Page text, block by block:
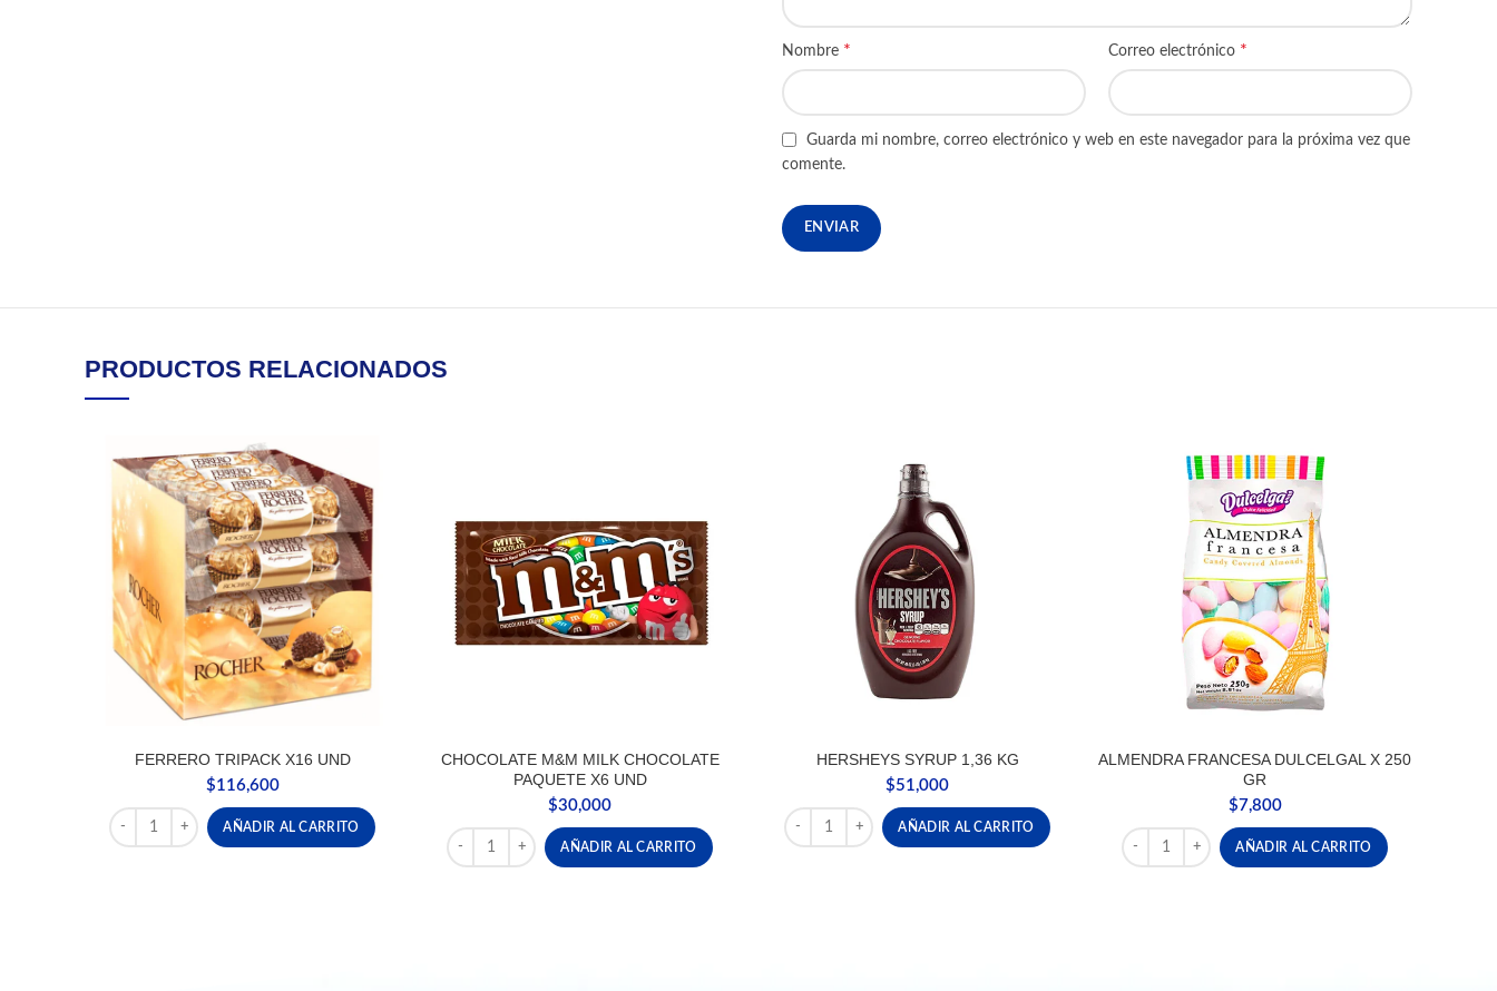
Nombre * Correo electrónico *
Guarda mi nombre, correo electrónico y web en este navegador para la próxima vez que
comente.
PRODUCTOS RELACIONADOS
FERRERO TRIPACK X16 UND
$116,600
FERRERO TRIPACK X16 UND cantidad
AÑADIR AL CARRITO
CHOCOLATE M&M MILK CHOCOLATE
PAQUETE X6 UND
$30,000
CHOCOLATE M&M MILK CHOCOLATE PAQUETE X6 UND cantidad
AÑADIR AL CARRITO
HERSHEYS SYRUP 1,36 KG
$51,000
HERSHEYS SYRUP 1,36 KG cantidad
AÑADIR AL CARRITO
ALMENDRA FRANCESA DULCELGAL X 250
GR
$7,800
ALMENDRA FRANCESA DULCELGAL X 250 GR
AÑADIR AL CARRITO